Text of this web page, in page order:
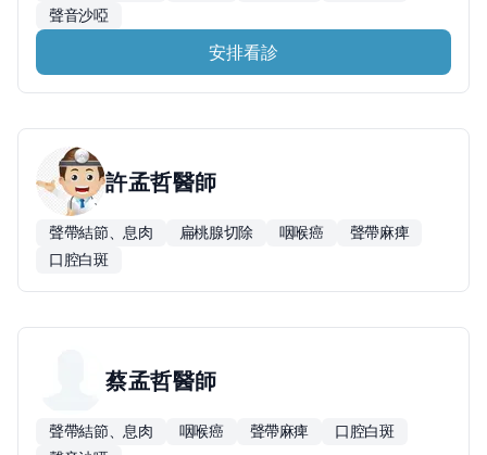
聲音沙啞
安排看診
許孟哲醫師
聲帶結節、息肉 扁桃腺切除 咽喉癌
聲帶麻痺
口腔白斑
蔡孟哲醫師
聲帶結節、息肉 咽喉癌 聲帶麻痺
口腔白斑